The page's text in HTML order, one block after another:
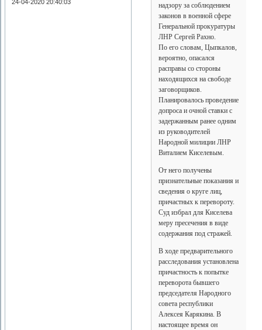
24-04-2020 20:40:03
надзору за соблюдением
законов в военной сфере
Генеральной прокуратуры
ЛНР Сергей Рахно.
По его словам, Цыпкалов,
вероятно, опасался
расправы со стороны
находящихся на свободе
заговорщиков.
Планировалось проведение
допроса и очной ставки с
задержанным ранее одним
из руководителей
Народной милиции ЛНР
Виталием Киселевым.
От него получены
признательные показания и
сведения о круге лиц,
причастных к перевороту.
Суд избрал для Киселева
меру пресечения в виде
содержания под стражей.
В ходе предварительного
расследования установлена
причастность к попытке
переворота бывшего
председателя Народного
совета республики
Алексея Карякина. В
настоящее время он